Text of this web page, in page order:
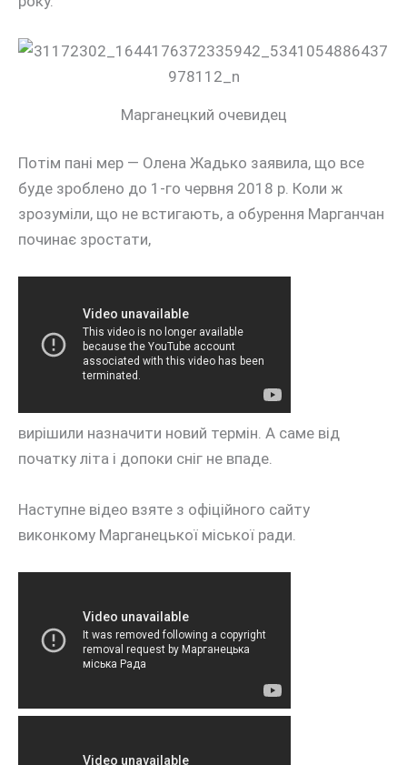
Марганецкий очевидец
Потім пані мер — Олена Жадько заявила, що все
буде зроблено до 1-го червня 2018 р. Коли ж
зрозуміли, що не встигають, а обурення Марганчан
починає зростати,
вирішили назначити новий термін. А саме від
початку літа і допоки сніг не впаде.
Наступне відео взяте з офіційного сайту
виконкому Марганецької міської ради.